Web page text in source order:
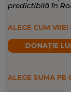
predictibilă în
ALEGE CUM VREI
DONAȚIE
ALEGE SUMA PE